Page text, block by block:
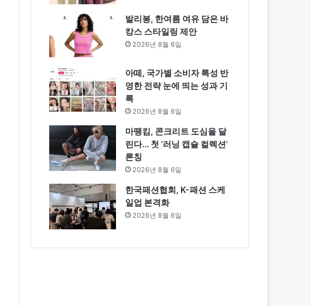
발리봉, 한여름 여유 담은 바
캉스 스타일링 제안
2026년 8월 6일
아떼, 국가별 소비자 특성 반
영한 전략 눈에 띄는 성과 기
록
2026년 8월 6일
마뗑킴, 콘크리트 도심을 달
린다… 첫 ‘러닝 캡슐 컬렉션’
론칭
2026년 8월 6일
한국패션협회, K-패션 스케
일업 본격화
2026년 8월 6일